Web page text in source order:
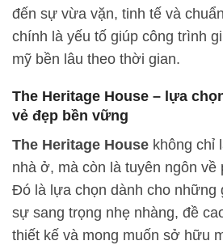
đến sự vừa vặn, tinh tế và
chính là yếu tố giúp công trình
mỹ bền lâu theo thời gian.
The Heritage House – lựa
vẻ đẹp bền vững
The Heritage House không chỉ
nhà ở, mà còn là tuyên ngôn về
Đó là lựa chọn dành cho những
sự sang trọng nhẹ nhàng, đề
thiết kế và mong muốn sở hữu